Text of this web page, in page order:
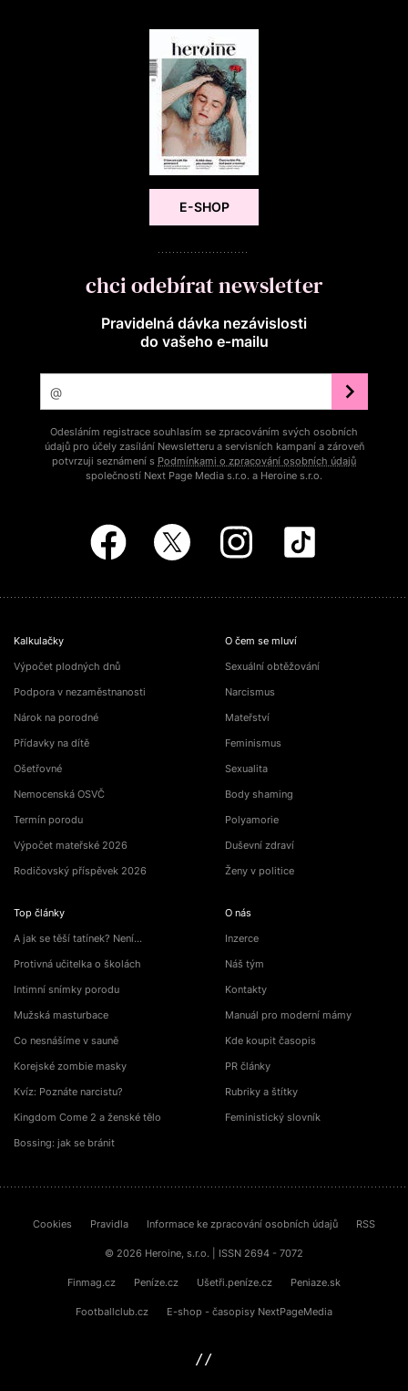
E-SHOP
chci odebírat newsletter
Pravidelná dávka nezávislosti
do vašeho e‑mailu
Odesláním registrace souhlasím se zpracováním svých osobních
údajů pro účely zasílání Newsletteru a servisních kampaní a zároveň
potvrzuji seznámení s Podmínkami o zpracování osobních údajů
společností Next Page Media s.r.o. a Heroine s.r.o.
Kalkulačky
Výpočet plodných dnů
Podpora v nezaměstnanosti
Nárok na porodné
Přídavky na dítě
Ošetřovné
Nemocenská OSVČ
Termín porodu
Výpočet mateřské 2026
Rodičovský příspěvek 2026
Top články
A jak se těší tatínek? Není…
Protivná učitelka o školách
Intimní snímky porodu
Mužská masturbace
Co nesnášíme v sauně
Korejské zombie masky
Kvíz: Poznáte narcistu?
Kingdom Come 2 a ženské tělo
Bossing: jak se bránit
O čem se mluví
Sexuální obtěžování
Narcismus
Mateřství
Feminismus
Sexualita
Body shaming
Polyamorie
Duševní zdraví
Ženy v politice
O nás
Inzerce
Náš tým
Kontakty
Manuál pro moderní mámy
Kde koupit časopis
PR články
Rubriky a štítky
Feministický slovník
Cookies Pravidla Informace ke zpracování osobních údajů RSS
© 2026 Heroine, s.r.o. | ISSN 2694 - 7072
Finmag.cz Peníze.cz Ušetři.peníze.cz Peniaze.sk
Footballclub.cz E-shop - časopisy NextPageMedia